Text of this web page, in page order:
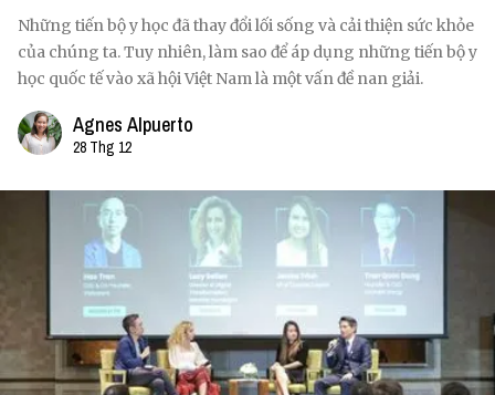
Những tiến bộ y học đã thay đổi lối sống và cải thiện sức khỏe
của chúng ta. Tuy nhiên, làm sao để áp dụng những tiến bộ y
học quốc tế vào xã hội Việt Nam là một vấn đề nan giải.
Agnes Alpuerto
28 Thg 12